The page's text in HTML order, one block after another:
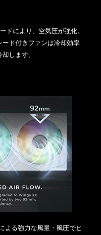
ドにより、空気圧が強化。
ード付きファンは冷却効率
します。
よる強力な風量・風圧でヒ